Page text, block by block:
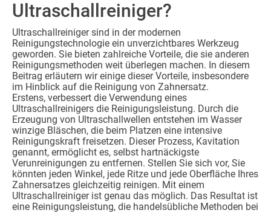
Ultraschallreiniger?
Ultraschallreiniger sind in der modernen
Reinigungstechnologie ein unverzichtbares Werkzeug
geworden. Sie bieten zahlreiche Vorteile, die sie anderen
Reinigungsmethoden weit überlegen machen. In diesem
Beitrag erläutern wir einige dieser Vorteile, insbesondere
im Hinblick auf die Reinigung von Zahnersatz.
Erstens, verbessert die Verwendung eines
Ultraschallreinigers die Reinigungsleistung. Durch die
Erzeugung von Ultraschallwellen entstehen im Wasser
winzige Bläschen, die beim Platzen eine intensive
Reinigungskraft freisetzen. Dieser Prozess, Kavitation
genannt, ermöglicht es, selbst hartnäckigste
Verunreinigungen zu entfernen. Stellen Sie sich vor, Sie
könnten jeden Winkel, jede Ritze und jede Oberfläche Ihres
Zahnersatzes gleichzeitig reinigen. Mit einem
Ultraschallreiniger ist genau das möglich. Das Resultat ist
eine Reinigungsleistung, die handelsübliche Methoden bei